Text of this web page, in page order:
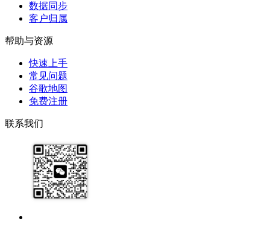
数据同步
客户归属
帮助与资源
快速上手
常见问题
谷歌地图
免费注册
联系我们